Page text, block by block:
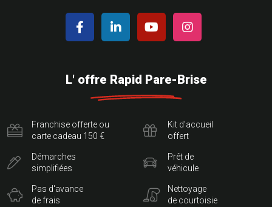
L' offre Rapid Pare-Brise
Franchise offerte ou
carte cadeau 150 €
Démarches
simplifiées
Pas d'avance
de frais
Kit d'accueil
offert
Prêt de
véhicule
Nettoyage
de courtoisie